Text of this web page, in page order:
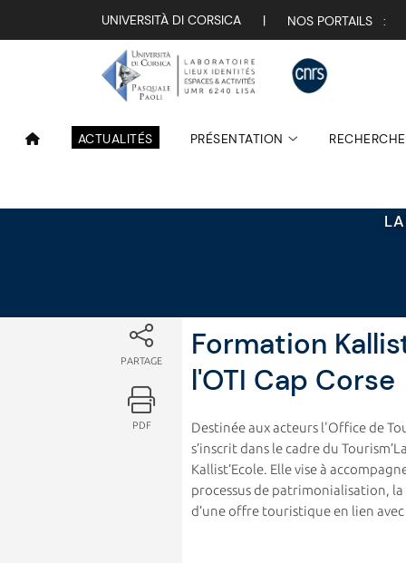
UNIVERSITÀ DI CORSICA | NOS PORTAILS :
ACTUALITÉS PRÉSENTATION RECHERCHE
PARTAGE
PDF
Formation
l'OTI Cap Corse
Destinée aux acteurs l'Office de
s’inscrit dans le cadre du
Kallist’Ecole. Elle vise à
processus de patrimonialisation,
d’une offre touristique en lien